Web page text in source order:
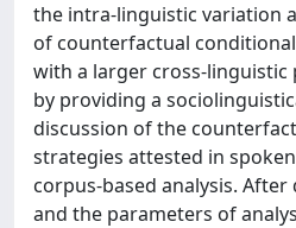
the intra-linguistic variation
of counterfactual
with a larger cross-linguistic
by providing a
discussion of the
strategies attested in
corpus-based analysis.
and the parameters of